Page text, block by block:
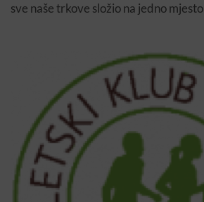
sve naše trkove složio na jedno mjesto